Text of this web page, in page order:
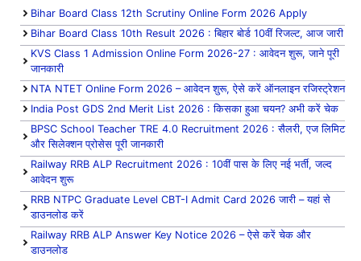
Bihar Board Class 12th Scrutiny Online Form 2026 Apply
Bihar Board Class 10th Result 2026 : बिहार बोर्ड 10वीं रिजल्ट, आज जारी
KVS Class 1 Admission Online Form 2026-27 : आवेदन शुरू, जाने पूरी
जानकारी
NTA NTET Online Form 2026 – आवेदन शुरू, ऐसे करें ऑनलाइन रजिस्ट्रेशन
India Post GDS 2nd Merit List 2026 : किसका हुआ चयन? अभी करें चेक
BPSC School Teacher TRE 4.0 Recruitment 2026 : सैलरी, एज लिमिट
और सिलेक्शन प्रोसेस पूरी जानकारी
Railway RRB ALP Recruitment 2026 : 10वीं पास के लिए नई भर्ती, जल्द
आवेदन शुरू
RRB NTPC Graduate Level CBT-I Admit Card 2026 जारी – यहां से
डाउनलोड करें
Railway RRB ALP Answer Key Notice 2026 – ऐसे करें चेक और
डाउनलोड